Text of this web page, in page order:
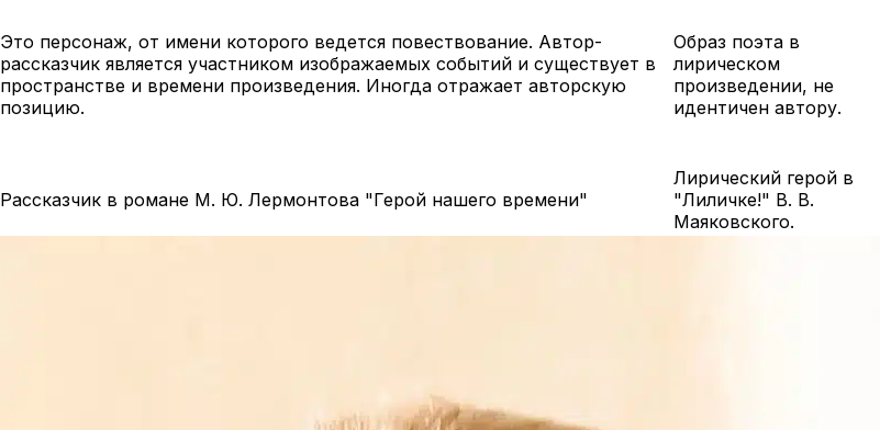
Это персонаж, от имени которого ведется повествование. Автор-
рассказчик является участником изображаемых событий и существует в
пространстве и времени произведения. Иногда отражает авторскую
позицию.
Образ поэта в
лирическом
произведении, не
идентичен автору.
Рассказчик в романе М. Ю. Лермонтова "Герой нашего времени"
Лирический герой в
"Лиличке!" В. В.
Маяковского.